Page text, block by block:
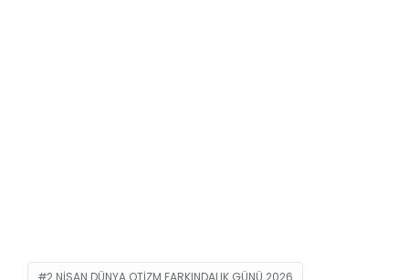
2 NISAN DÜNYA OTIZM FARKINDALIK GÜNÜ 2026